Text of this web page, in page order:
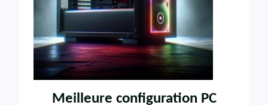
Meilleure configuration PC